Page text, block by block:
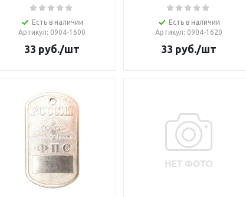
Есть в наличии
Артикул: 0904-1600
33 руб./шт
Есть в наличии
Артикул: 0904-1620
33 руб./шт